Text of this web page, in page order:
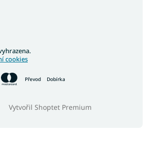
Převod Dobírka
Vytvořil Shoptet Premium
cookies